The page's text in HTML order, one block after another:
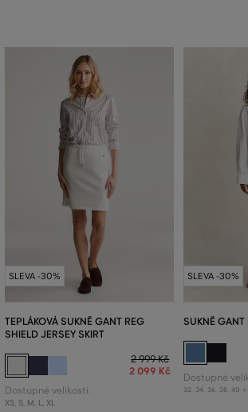
SLEVA -30%
TEPLÁKOVÁ SUKNĚ GANT REG
SHIELD JERSEY SKIRT
2 999 Kč
2 099 Kč
Dostupné velikosti:
XS, S, M, L, XL
SLEVA -30%
SUKNĚ GANT
Dostupné
32 34 36 38 40